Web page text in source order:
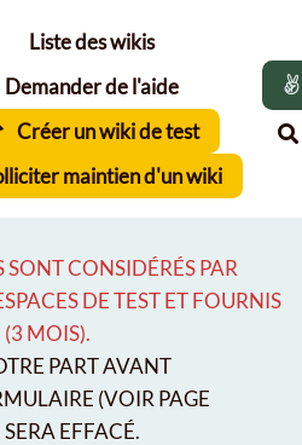
Liste des wikis
Demander de l'aide
Créer un wiki de test
maintien d'un wiki
CONSIDÉRÉS PAR
DE TEST ET FOURNIS
MOIS).
PART AVANT
(VOIR PAGE
EFFACÉ.